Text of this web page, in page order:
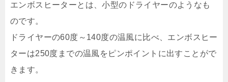
エンボスヒーターとは、小型のドライヤーのようなも
のです。
ドライヤーの60度～140度の温風に比べ、エンボスヒー
ターは250度までの温風をピンポイントに出すことがで
きます。